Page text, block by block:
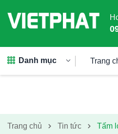
Danh mục Trang
Trang chủ Tin tức Tấm